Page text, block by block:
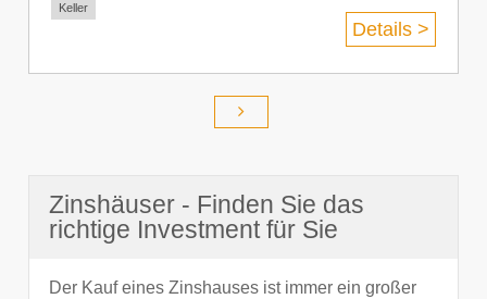
Keller
Details >
Zinshäuser - Finden Sie das
richtige Investment für Sie
Der Kauf eines Zinshauses ist immer ein großer